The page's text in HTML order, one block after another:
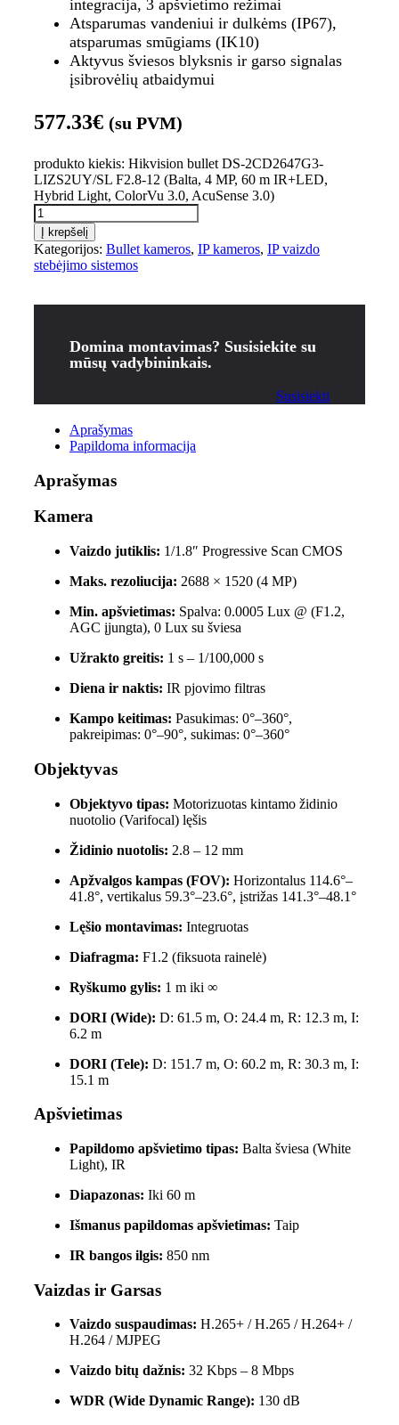
integracija, 3 apšvietimo režimai
Atsparumas vandeniui ir dulkėms (IP67),
atsparumas smūgiams (IK10)
Aktyvus šviesos blyksnis ir garso signalas
įsibrovėlių atbaidymui
577.33€ (su PVM)
produkto kiekis: Hikvision bullet DS-2CD2647G3-
LIZS2UY/SL F2.8-12 (Balta, 4 MP, 60 m IR+LED,
Hybrid Light, ColorVu 3.0, AcuSense 3.0)
Į krepšelį
Kategorijos: Bullet kameros, IP kameros, IP vaizdo
stebėjimo sistemos
Domina montavimas? Susisiekite su
mūsų vadybininkais.
Susisiekti
Aprašymas
Papildoma informacija
Aprašymas
Kamera
Vaizdo jutiklis: 1/1.8″ Progressive Scan CMOS
Maks. rezoliucija: 2688 × 1520 (4 MP)
Min. apšvietimas: Spalva: 0.0005 Lux @ (F1.2,
AGC įjungta), 0 Lux su šviesa
Užrakto greitis: 1 s – 1/100,000 s
Diena ir naktis: IR pjovimo filtras
Kampo keitimas: Pasukimas: 0°–360°,
pakreipimas: 0°–90°, sukimas: 0°–360°
Objektyvas
Objektyvo tipas: Motorizuotas kintamo židinio
nuotolio (Varifocal) lęšis
Židinio nuotolis: 2.8 – 12 mm
Apžvalgos kampas (FOV): Horizontalus 114.6°–
41.8°, vertikalus 59.3°–23.6°, įstrižas 141.3°–48.1°
Lęšio montavimas: Integruotas
Diafragma: F1.2 (fiksuota rainelė)
Ryškumo gylis: 1 m iki ∞
DORI (Wide): D: 61.5 m, O: 24.4 m, R: 12.3 m, I:
6.2 m
DORI (Tele): D: 151.7 m, O: 60.2 m, R: 30.3 m, I:
15.1 m
Apšvietimas
Papildomo apšvietimo tipas: Balta šviesa (White
Light), IR
Diapazonas: Iki 60 m
Išmanus papildomas apšvietimas: Taip
IR bangos ilgis: 850 nm
Vaizdas ir Garsas
Vaizdo suspaudimas: H.265+ / H.265 / H.264+ /
H.264 / MJPEG
Vaizdo bitų dažnis: 32 Kbps – 8 Mbps
WDR (Wide Dynamic Range): 130 dB